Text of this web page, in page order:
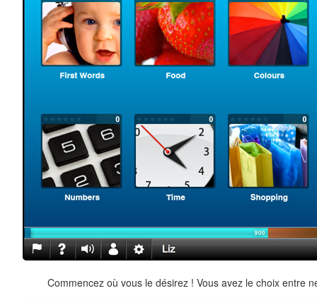
Commencez où vous le désirez ! Vous avez le choix entre